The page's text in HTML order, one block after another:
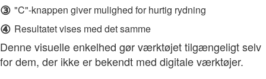
③ "C"-knappen giver mulighed for hurtig rydning
④ Resultatet vises med det samme
Denne visuelle enkelhed gør værktøjet tilgængeligt selv
for dem, der ikke er bekendt med digitale værktøjer.